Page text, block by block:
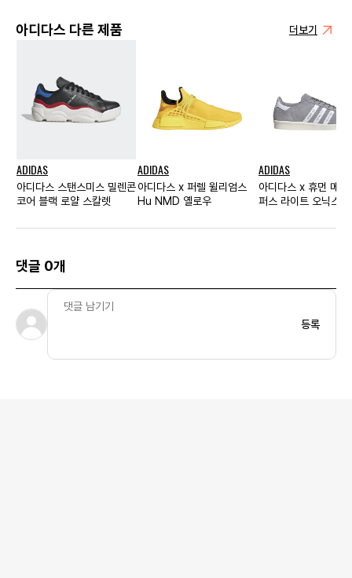
아디다스 다른 제품 더보기
ADIDAS
아디다스 스탠스미스 밀렌콘
코어 블랙 로얄 스칼렛
ADIDAS
아디다스 x 퍼렐 윌리엄스
Hu NMD 옐로우
ADIDAS
아디다스 x 휴먼 메이
퍼스 라이트 오닉스
댓글 0개
등록